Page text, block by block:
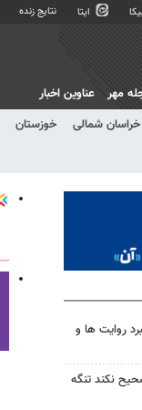
ایتا نتایج زنده
خراسان شمالی خوزستان
مهر عناوین اخبار
روایت ها و
نکند تنگه